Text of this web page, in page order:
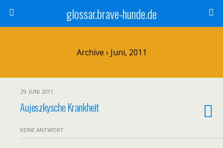
glossar.brave-hunde.de
Archive › Juni, 2011
29. JUNI 2011
Aujeszkysche Krankheit
KEINE ANTWORT